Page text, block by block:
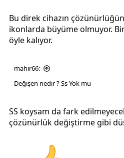
Bu direk cihazın
ikonlarda büyüme olmuyor.
öyle kalıyor.
mahir66:
Değişen nedir ? Ss Yok mu
SS koysam da fark
çözünürlük değiştirme gibi